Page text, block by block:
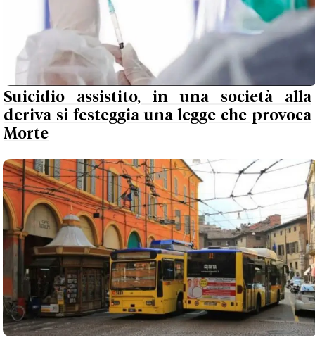
Suicidio assistito, in una società alla
deriva si festeggia una legge che provoca
Morte